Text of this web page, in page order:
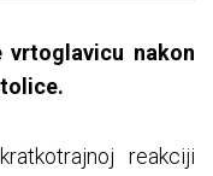
vrtoglavicu nakon
reakciji